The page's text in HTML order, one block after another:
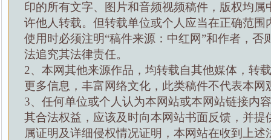
印的所有文字、图片和音频视频稿件，版权均属
许他人转载。但转载单位或个人应当在正确范围
使用时必须注明“稿件来源：中红网”和作者，否
法追究其法律责任。
2、本网其他来源作品，均转载自其他媒体，转
更多信息，丰富网络文化，此类稿件不代表本网
3、任何单位或个人认为本网站或本网站链接内
其合法权益，应该及时向本网站书面反馈，并提
属证明及详细侵权情况证明，本网站在收到上述